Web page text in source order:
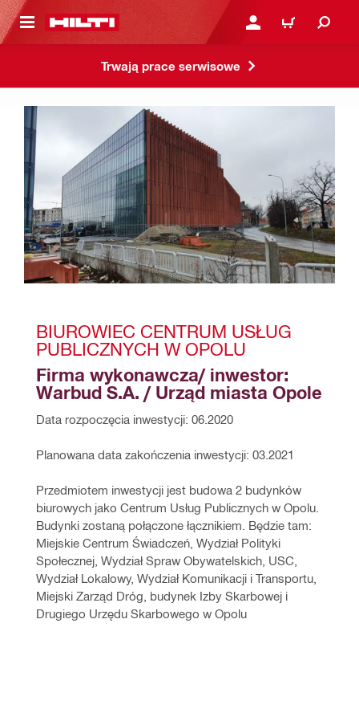
GŁÓWNEJ ZALOGUJ SIĘ LUB
KOSZYK
Trwają prace serwisowe
BIUROWIEC CENTRUM USŁUG
PUBLICZNYCH W OPOLU
Firma wykonawcza/ inwestor:
Warbud S.A. / Urząd miasta Opole
Data rozpoczęcia inwestycji: 06.2020
Planowana data zakończenia inwestycji: 03.2021
Przedmiotem inwestycji jest budowa 2 budynków
biurowych jako Centrum Usług Publicznych w Opolu.
Budynki zostaną połączone łącznikiem. Będzie tam:
Miejskie Centrum Świadczeń, Wydział Polityki
Społecznej, Wydział Spraw Obywatelskich, USC,
Wydział Lokalowy, Wydział Komunikacji i Transportu,
Miejski Zarząd Dróg, budynek Izby Skarbowej i
Drugiego Urzędu Skarbowego w Opolu